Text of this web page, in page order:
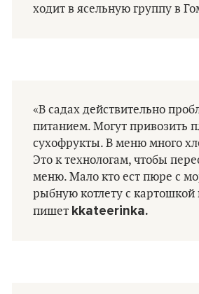
ходит в ясельную группу в
«В садах действительно
питанием. Могут привозить
сухофрукты. В меню много
Это к технологам, чтобы
меню. Мало кто ест пюре с
рыбную котлету с картошкой
пишет kkateerinka.